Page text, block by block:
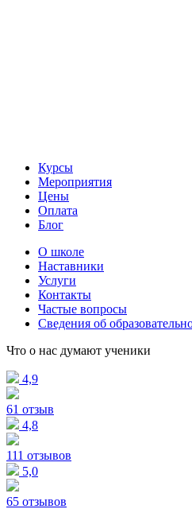
Курсы
Мероприятия
Цены
Оплата
Блог
О школе
Наставники
Услуги
Контакты
Частые вопросы
Сведения об
Что о нас думают ученики
4,9
61 отзыв
4,8
111 отзывов
5,0
65 отзывов